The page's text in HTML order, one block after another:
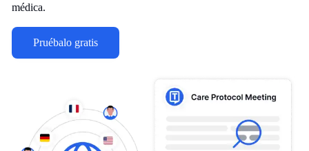
médica.
Pruébalo gratis